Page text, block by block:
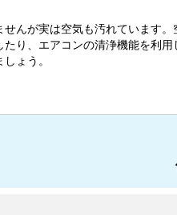
せんが実は空気も汚れています
たり、エアコンの清浄機能を利用
ょう。